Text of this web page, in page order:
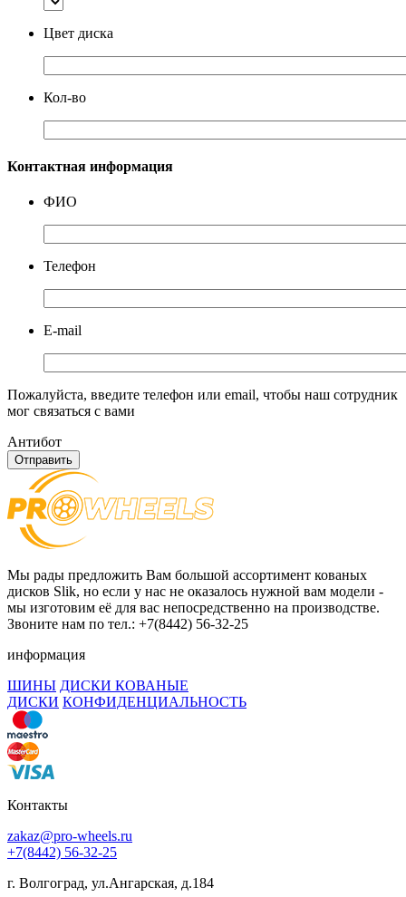
Цвет диска
Кол-во
Контактная информация
ФИО
Телефон
E-mail
Пожалуйста, введите телефон или email, чтобы наш сотрудник
мог связаться с вами
Антибот
Отправить
Мы рады предложить Вам большой ассортимент кованых
дисков Slik, но если у нас не оказалось нужной вам модели -
мы изготовим её для вас непосредственно на производстве.
Звоните нам по тел.: +7(8442) 56-32-25
информация
ШИНЫ ДИСКИ КОВАНЫЕ
ДИСКИ КОНФИДЕНЦИАЛЬНОСТЬ
Контакты
zakaz@pro-wheels.ru
+7(8442) 56-32-25
г. Волгоград, ул.Ангарская, д.184